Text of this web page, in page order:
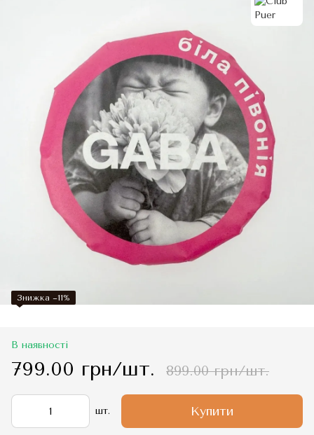
Знижка −11%
В наявності
799.00 грн/шт. 899.00 грн/шт.
шт. Купити